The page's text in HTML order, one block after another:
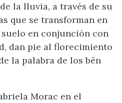
la lluvia, a través de su
que se transforman en
en conjunción con
dan pie al florecimiento
la palabra de los bën
Morac en el